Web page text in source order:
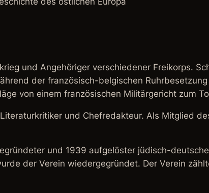
und Angehöriger verschiedener Freikorps.
der französisch-belgischen
von einem französischen Militärgericht zum
und Chefredakteur. Als Mitglied
und 1939 aufgelöster jüdisch-
der Verein wiedergegründet. Der Verein